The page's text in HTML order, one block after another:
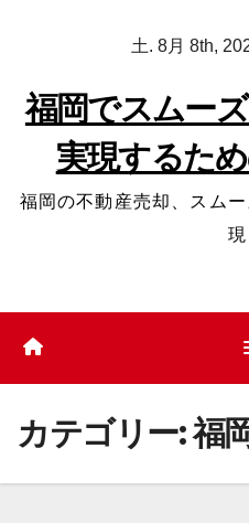
プ
土. 8月 8th,
福岡でスムー
実現するた
福岡の不動産売却、スム
現
カテゴリー:福